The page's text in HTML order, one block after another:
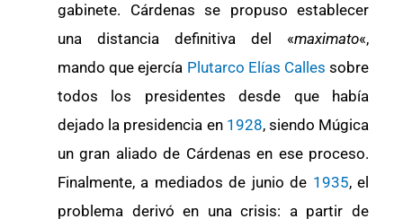
gabinete. Cárdenas se propuso establecer
una distancia definitiva del «maximato«,
mando que ejercía Plutarco Elías Calles sobre
todos los presidentes desde que había
dejado la presidencia en 1928, siendo Múgica
un gran aliado de Cárdenas en ese proceso.
Finalmente, a mediados de junio de 1935, el
problema derivó en una crisis: a partir de